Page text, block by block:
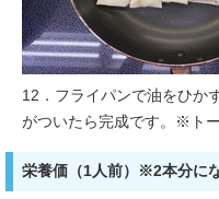
12．フライパンで油をひか
がついたら完成です。※ト
栄養価（1人前）※2本分に